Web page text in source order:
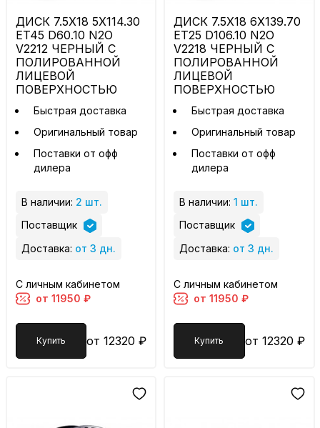
ДИСК 7.5X18 5X114.30
ET45 D60.10 N2O
V2212 ЧЕРНЫЙ С
ПОЛИРОВАННОЙ
ЛИЦЕВОЙ
ПОВЕРХНОСТЬЮ
Быстрая доставка
Оригинальный товар
Поставки от офф
дилера
В наличии: 2 шт.
Поставщик
Доставка: от 3 дн.
С личным кабинетом
от 11950 ₽
Купить от 12320 ₽
ДИСК 7.5X18 6X139.70
ET25 D106.10 N2O
V2218 ЧЕРНЫЙ С
ПОЛИРОВАННОЙ
ЛИЦЕВОЙ
ПОВЕРХНОСТЬЮ
Быстрая доставка
Оригинальный товар
Поставки от офф
дилера
В наличии: 1 шт.
Поставщик
Доставка: от 3 дн.
С личным кабинетом
от 11950 ₽
Купить от 12320 ₽